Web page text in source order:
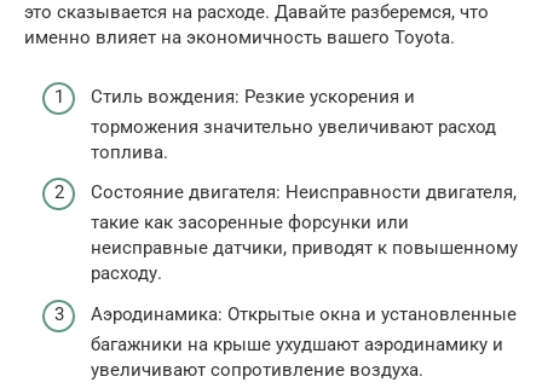
это сказывается на расходе. Давайте разберемся, что
именно влияет на экономичность вашего Toyota.
Стиль вождения: Резкие ускорения и
торможения значительно увеличивают расход
топлива.
Состояние двигателя: Неисправности двигателя,
такие как засоренные форсунки или
неисправные датчики, приводят к повышенному
расходу.
Аэродинамика: Открытые окна и установленные
багажники на крыше ухудшают аэродинамику и
увеличивают сопротивление воздуха.